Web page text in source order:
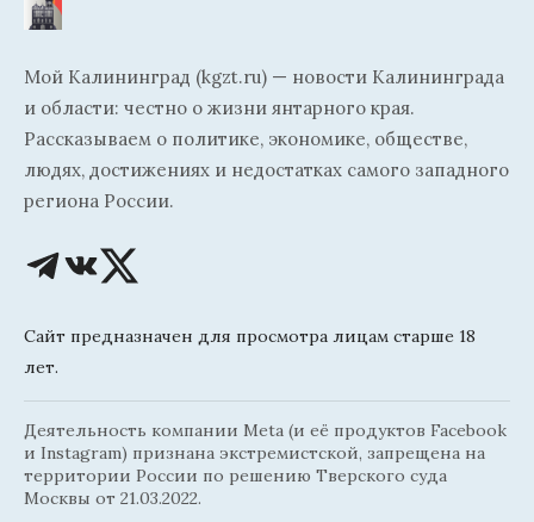
Мой Калининград (kgzt.ru) — новости Калининграда
и области: честно о жизни янтарного края.
Рассказываем о политике, экономике, обществе,
людях, достижениях и недостатках самого западного
региона России.
Сайт предназначен для просмотра лицам старше 18
лет.
Деятельность компании Meta (и её продуктов Facebook
и Instagram) признана экстремистской, запрещена на
территории России по решению Тверского суда
Москвы от 21.03.2022.